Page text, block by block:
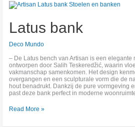
Latus bank
Deco Mundo
– De Latus bench van Artisan is een elegante
ontworpen door Salih Teskeredžić, waarin
vakmanschap samenkomen. Het design
overgangen en een sculpturale vorm die de
hout benadrukt. Dankzij de pure vormgeving
past deze bank perfect in moderne
Latus
bank
Read More »